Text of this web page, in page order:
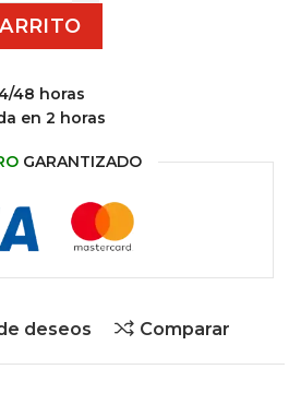
48 horas
en 2 horas
GARANTIZADO
deseos Comparar